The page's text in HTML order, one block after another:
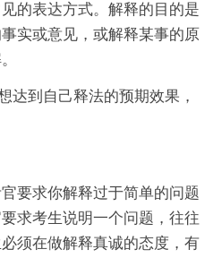
的表达方式。解释的目的是
实或意见，或解释某事的原
达到自己释法的预期效果，
要求你解释过于简单的问题
求考生说明一个问题，往往
须在做解释真诚的态度，有